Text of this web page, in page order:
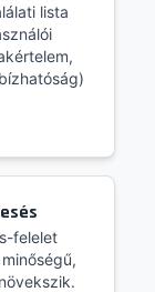
lista
felelet